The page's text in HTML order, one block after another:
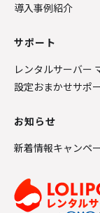
導入事例紹介
サポート
レンタルサーバー
設定おまかせサポ
お知らせ
新着情報キャンペ